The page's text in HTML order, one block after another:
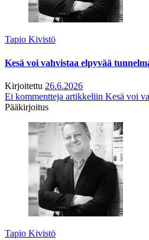
Tapio Kivistö
Kesä voi vahvistaa elpyvää
Kirjoitettu 26.6.2026
Ei kommentteja artikkeliin Kesä voi
Pääkirjoitus
Tapio Kivistö